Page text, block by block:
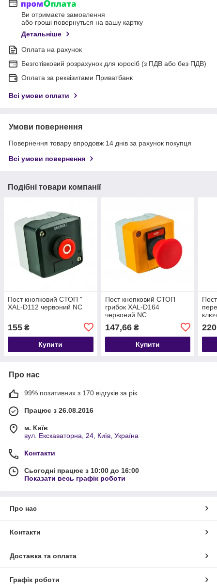
Ви отримаєте замовлення
або гроші повернуться на вашу картку
Детальніше
Оплата на рахунок
Безготівковий розрахунок для юросіб (з ПДВ або без ПДВ)
Оплата за реквізитами Приватбанк
Всі умови оплати
Умови повернення
Повернення товару впродовж 14 днів за рахунок покупця
Всі умови повернення
Подібні товари компанії
Пост кнопковий СТОП "
XAL-D112 червоний NC
155 ₴
Купити
Пост кнопковий СТОП
грибок XAL-D164
червоний NC
147,66₴
Купити
Про нас
99% позитивних з 170 відгуків за рік
Працює з 26.08.2016
м. Київ
вул. Екскаваторна, 24, Київ, Україна
Контакти
Сьогодні працює з 10:00 до 16:00
Показати весь графік роботи
Про нас
Контакти
Доставка та оплата
Графік роботи